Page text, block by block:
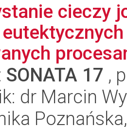
cieczy
SONATA 17 ,
dr Marcin